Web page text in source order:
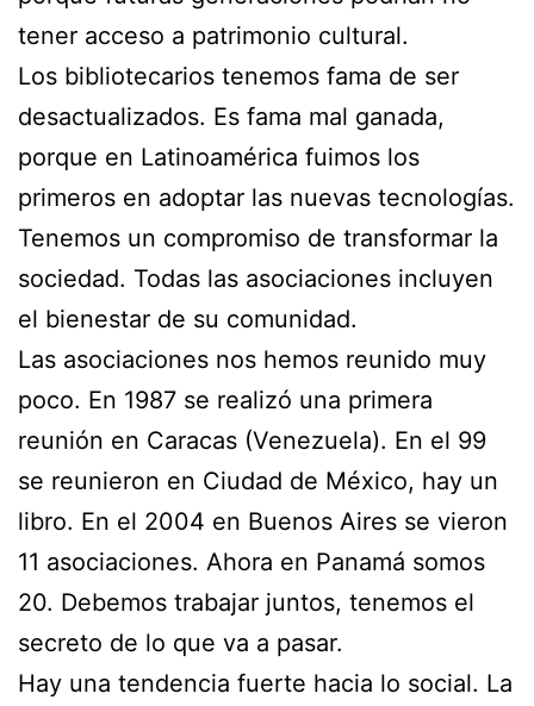
tener acceso a patrimonio cultural.
Los bibliotecarios tenemos fama de ser
desactualizados. Es fama mal ganada,
porque en Latinoamérica fuimos los
primeros en adoptar las nuevas tecnologías.
Tenemos un compromiso de transformar la
sociedad. Todas las asociaciones incluyen
el bienestar de su comunidad.
Las asociaciones nos hemos reunido muy
poco. En 1987 se realizó una primera
reunión en Caracas (Venezuela). En el 99
se reunieron en Ciudad de México, hay un
libro. En el 2004 en Buenos Aires se vieron
11 asociaciones. Ahora en Panamá somos
20. Debemos trabajar juntos, tenemos el
secreto de lo que va a pasar.
Hay una tendencia fuerte hacia lo social. La